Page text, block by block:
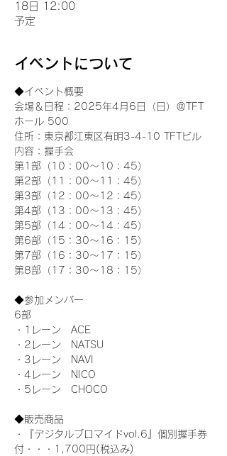
18日 12:00
予定
イベントについて
◆イベント概要
会場＆日程：2025年4月6日（日）＠TFT
ホール 500
住所：東京都江東区有明3-4-10 TFTビル
内容：握手会
第1部（10：00～10：45）
第2部（11：00～11：45）
第3部（12：00～12：45）
第4部（13：00～13：45）
第5部（14：00～14：45）
第6部（15：30～16：15）
第7部（16：30～17：15）
第8部（17：30～18：15）
◆参加メンバー
6部
・1レーン　ACE
・2レーン　NATSU
・3レーン　NAVI
・4レーン　NICO
・5レーン　CHOCO
◆販売商品
・『デジタルブロマイドvol.6』個別握手券
付・・・1,700円(税込み)